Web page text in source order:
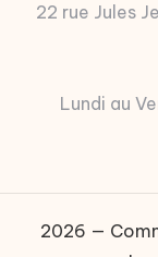
22 rue Jules
Lundi au
2026 —